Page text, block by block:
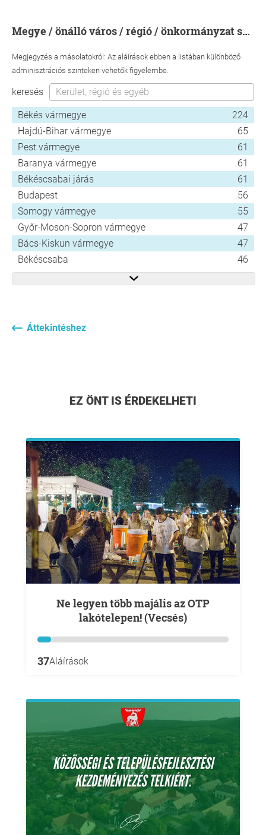
megye / önálló város / régió / önkormányzat szerint
Megjegyzés a másolatokról: Az aláírások ebben a listában különböző
adminisztrációs szinteken vehetők figyelembe.
keresés
Békés vármegye
224
Hajdú-Bihar vármegye
65
Pest vármegye
61
Baranya vármegye
61
Békéscsabai járás
61
Budapest
56
Somogy vármegye
55
Győr-Moson-Sopron vármegye
47
Bács-Kiskun vármegye
47
Békéscsaba
46
Áttekintéshez
EZ ÖNT IS ÉRDEKELHETI
Ne legyen több majális az OTP
lakótelepen! (Vecsés)
37Aláírások